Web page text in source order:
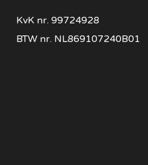
KvK nr. 99724928
BTW nr. NL869107240B01